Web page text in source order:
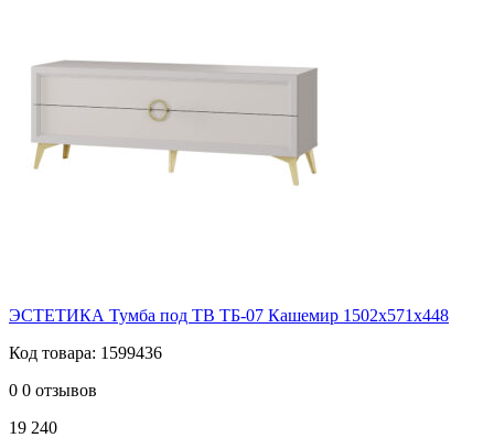
ЭСТЕТИКА Тумба под ТВ ТБ-07 Кашемир 1502х571х448
Код товара: 1599436
0 0 отзывов
19 240